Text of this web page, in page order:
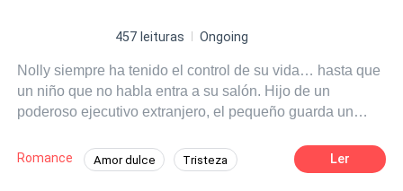
457 leituras Ongoing
Nolly siempre ha tenido el control de su vida… hasta que
un niño que no habla entra a su salón. Hijo de un
poderoso ejecutivo extranjero, el pequeño guarda un
ayudarlo, Nolly se acerca más de lo que debería… no
solo al niño, sino también a su enigmático padre. Frío.
Romance Amor dulce Tristeza Ler